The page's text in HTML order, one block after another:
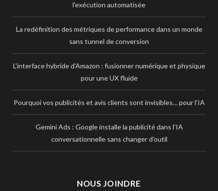
l’exécution automatisée
La redéfinition des métriques de performance dans un monde
sans tunnel de conversion
L’interface hybride d’Amazon : fusionner numérique et physique
pour une UX fluide
Pourquoi vos publicités et avis clients sont invisibles… pour l’IA
Gemini Ads : Google installe la publicité dans l’IA
conversationnelle sans changer d’outil
NOUS JOINDRE